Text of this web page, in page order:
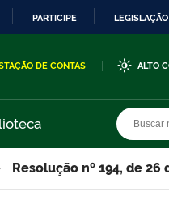
PARTICIPE LEGISLAÇÃO
DE CONTAS ALTO
Resolução nº 194, de